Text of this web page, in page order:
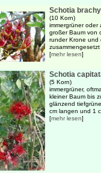
Schotia
(10 Korn)
immergrüner oder
großer Baum von
runder Krone und
[mehr lesen]
Schotia
(5 Korn)
immergrüner,
kleiner Baum bis
glänzend
cm langen und 1
[mehr lesen]